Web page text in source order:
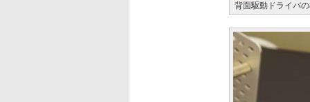
背面駆動ドライバ